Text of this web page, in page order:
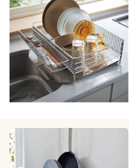
ご利用ガイド
よくある質問とお問い合